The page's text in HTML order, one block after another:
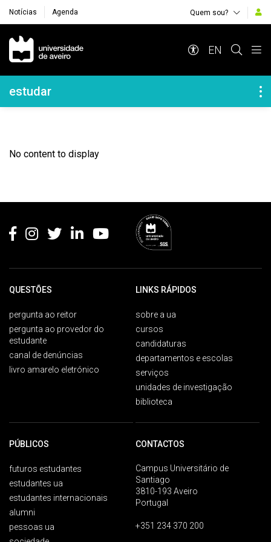
Notícias Agenda Quem sou?
Navegação Principal
EN
Navegação Lateral
estudar
No content to display
QUESTÕES
pergunta ao reitor
pergunta ao provedor do
estudante
canal de denúncias
livro amarelo eletrónico
LINKS RÁPIDOS
sobre a ua
cursos
candidaturas
departamentos e escolas
serviços
unidades de investigação
biblioteca
PÚBLICOS
futuros estudantes
estudantes ua
estudantes internacionais
alumni
pessoas ua
CONTACTOS
Campus Universitário de
Santiago
3810-193 Aveiro
Portugal
+351 234 370 200